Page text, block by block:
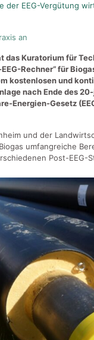
der EEG-Vergütung
an
das Kuratorium für
Rechner“ für
kostenlosen und
nach Ende des
Energien-Gesetz
und der
umfangreiche
Post-EEG-